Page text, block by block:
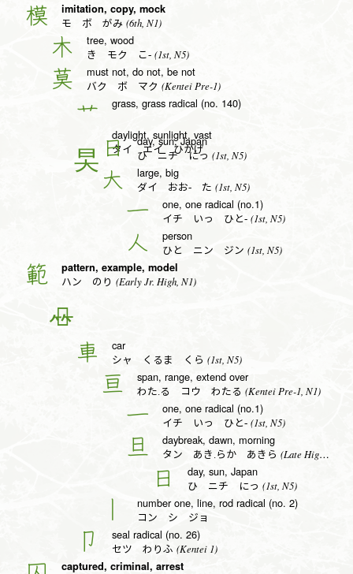
模 imitation, copy, mock
モ ボ がみ (6th, N1)
木 tree, wood
き モク こ- (1st, N5)
莫 must not, do not, be not
バク ボ マク (Kentei Pre-1)
艹 grass, grass radical (no. 140)
daylight, sunlight, vast
タイ エイ ひかげ
日 day, sun, Japan
ひ ニチ にっ (1st, N5)
大 large, big
ダイ おお- た (1st, N5)
一 one, one radical (no.1)
イチ いっ ひと- (1st, N5)
人 person
ひと ニン ジン (1st, N5)
範 pattern, example, model
ハン のり (Early Jr. High, N1)
𨊠
車 car
シャ くるま くら (1st, N5)
亘 span, range, extend over
わた.る コウ わたる (Kentei Pre-1, N1)
一 one, one radical (no.1)
イチ いっ ひと- (1st, N5)
旦 daybreak, dawn, morning
タン あき.らか あきら (Late High School, N1)
日 day, sun, Japan
ひ ニチ にっ (1st, N5)
number one, line, rod radical (no. 2)
コン シ ジョ
卩 seal radical (no. 26)
セツ わりふ (Kentei 1)
captured, criminal, arrest